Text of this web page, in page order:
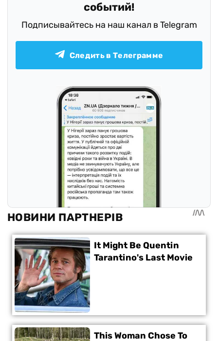
событий!
Подписывайтесь на наш канал в Telegram
Следить в Телеграмме